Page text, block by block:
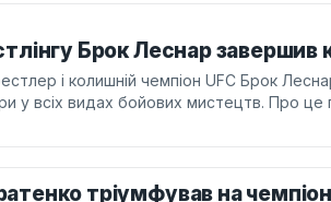
Брок Леснар завершив
і колишній чемпіон UFC Брок
у всіх видах бойових мистецтв. Про це
тріумфував на